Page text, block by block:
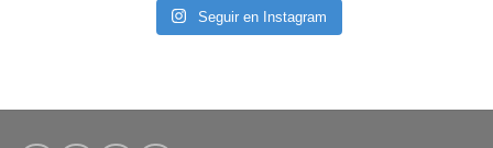
Seguir en Instagram